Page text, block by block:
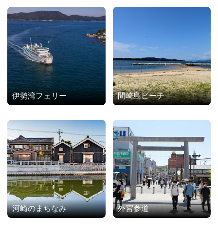
伊勢湾フェリー 間崎島ビーチ
河崎のまちなみ 外宮参道